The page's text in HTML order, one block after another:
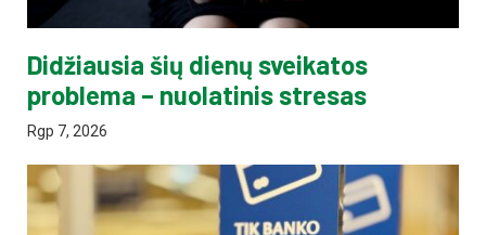
Didžiausia šių dienų sveikatos
problema – nuolatinis stresas
Rgp 7, 2026